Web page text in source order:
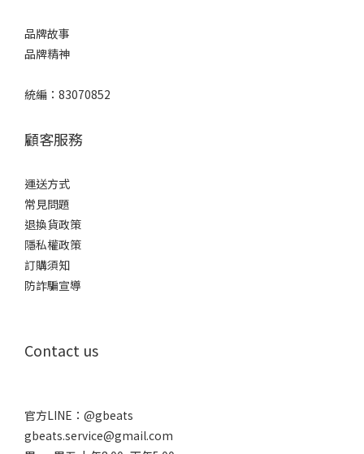
品牌故事
品牌精神
統編：83070852
顧客服務
運送方式
常見問題
退換貨政策
隱私權政策
訂購須知
防詐騙宣導
Contact us
官方LINE： @gbeats
gbeats.service@gmail.com